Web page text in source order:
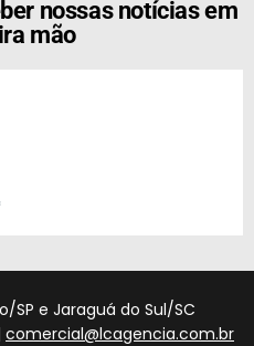
nossas notícias em
mão
SP e Jaraguá do Sul/SC
comercial@lcagencia.com.br